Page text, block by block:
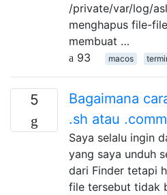
/private/var/log/
menghapus file-
membuat …
93
macos
5
Bagaimana
.sh atau
Saya selalu ingin
yang saya unduh
dari Finder tetapi
file tersebut tidak